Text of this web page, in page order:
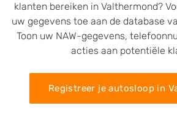
klanten bereiken in Valthermond?
uw gegevens toe aan de database
Toon uw NAW-gegevens,
acties aan potentiële
Registreer je autosloop in